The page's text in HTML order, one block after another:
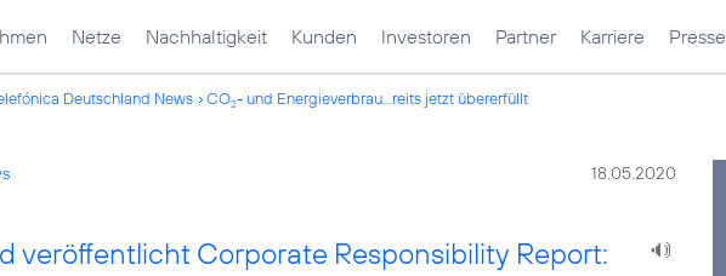
Netze Nachhaltigkeit Kunden Investoren Partner Karriere Presse
Deutschland News CO2- und Energieverbrau...reits jetzt übererfüllt
18.05.2020
veröffentlicht Corporate Responsibility Report: